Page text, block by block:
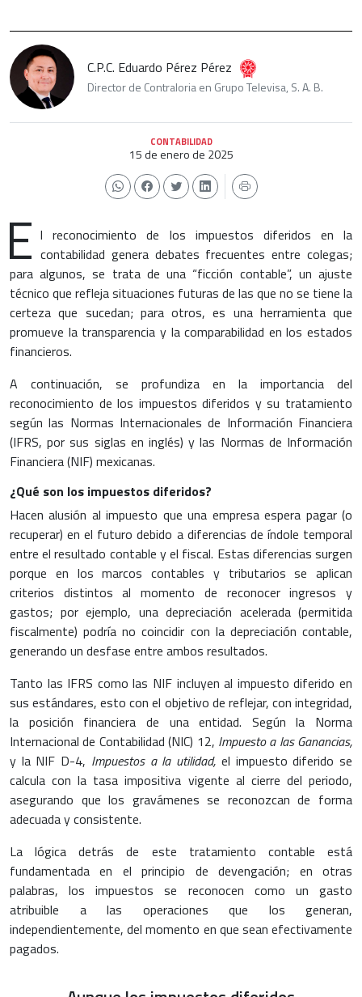
C.P.C. Eduardo Pérez Pérez
Director de Contraloria en Grupo Televisa, S. A. B.
CONTABILIDAD
15 de enero de 2025
E l reconocimiento de los impuestos diferidos en la
contabilidad genera debates frecuentes entre colegas;
para algunos, se trata de una “ficción contable”, un ajuste
técnico que refleja situaciones futuras de las que no se tiene la
certeza que sucedan; para otros, es una herramienta que
promueve la transparencia y la comparabilidad en los estados
financieros.
A continuación, se profundiza en la importancia del
reconocimiento de los impuestos diferidos y su tratamiento
según las Normas Internacionales de Información Financiera
(IFRS, por sus siglas en inglés) y las Normas de Información
Financiera (NIF) mexicanas.
¿Qué son los impuestos diferidos?
Hacen alusión al impuesto que una empresa espera pagar (o
recuperar) en el futuro debido a diferencias de índole temporal
entre el resultado contable y el fiscal. Estas diferencias surgen
porque en los marcos contables y tributarios se aplican
criterios distintos al momento de reconocer ingresos y
gastos; por ejemplo, una depreciación acelerada (permitida
fiscalmente) podría no coincidir con la depreciación contable,
generando un desfase entre ambos resultados.
Tanto las IFRS como las NIF incluyen al impuesto diferido en
sus estándares, esto con el objetivo de reflejar, con integridad,
la posición financiera de una entidad. Según la Norma
Internacional de Contabilidad (NIC) 12, Impuesto a las Ganancias,
y la NIF D-4, Impuestos a la utilidad, el impuesto diferido se
calcula con la tasa impositiva vigente al cierre del periodo,
asegurando que los gravámenes se reconozcan de forma
adecuada y consistente.
La lógica detrás de este tratamiento contable está
fundamentada en el principio de devengación; en otras
palabras, los impuestos se reconocen como un gasto
atribuible a las operaciones que los generan,
independientemente, del momento en que sean efectivamente
pagados.